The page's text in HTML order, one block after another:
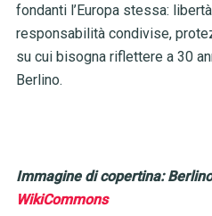
fondanti l’Europa stessa:
responsabilità condivise,
su cui bisogna riflettere a 30
Berlino.
Immagine di copertina:
WikiCommons